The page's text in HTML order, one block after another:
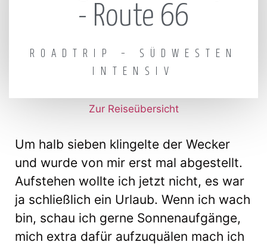
- Route 66
ROADTRIP – SÜDWESTEN
INTENSIV
Zur Reiseübersicht
Um halb sieben klingelte der Wecker
und wurde von mir erst mal abgestellt.
Aufstehen wollte ich jetzt nicht, es war
ja schließlich ein Urlaub. Wenn ich wach
bin, schau ich gerne Sonnenaufgänge,
mich extra dafür aufzuquälen mach ich